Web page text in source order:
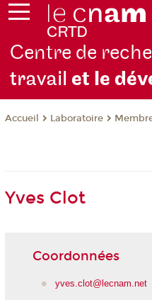
Centre de
travailet le
Accueil Laboratoire
Yves Clot
Coordonnées
yves.clot@lecnam.net